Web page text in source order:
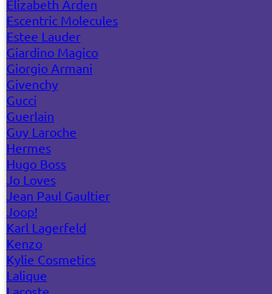
Elizabeth Arden
Escentric Molecules
Estee Lauder
Giardino Magico
Giorgio Armani
Givenchy
Gucci
Guerlain
Guy Laroche
Hermes
Hugo Boss
Jo Loves
Jean Paul Gaultier
Joop!
Karl Lagerfeld
Kenzo
Kylie Cosmetics
Lalique
Lacoste